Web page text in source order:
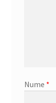
Nume *